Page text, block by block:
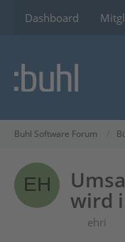
Dashboard
Buhl Software Forum
wird
ehri